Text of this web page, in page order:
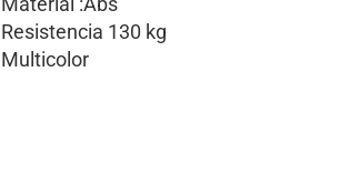
Resistencia 130 kg
Multicolor